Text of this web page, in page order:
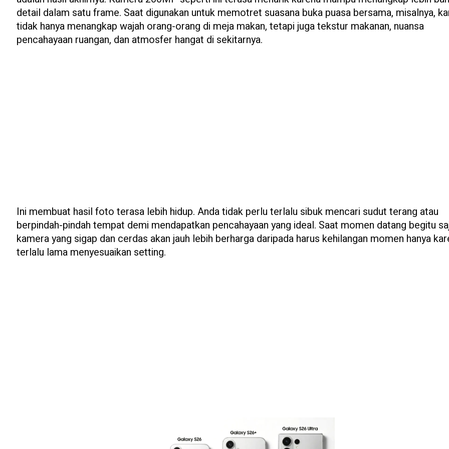
detail dalam satu frame. Saat digunakan untuk memotret suasana buka puasa bersama, misalnya,
tidak hanya menangkap wajah orang-orang di meja makan, tetapi juga tekstur makanan, nuansa
pencahayaan ruangan, dan atmosfer hangat di sekitarnya.
Ini membuat hasil foto terasa lebih hidup. Anda tidak perlu terlalu sibuk mencari sudut terang atau
berpindah-pindah tempat demi mendapatkan pencahayaan yang ideal. Saat momen datang begitu
kamera yang sigap dan cerdas akan jauh lebih berharga daripada harus kehilangan momen hanya
terlalu lama menyesuaikan setting.